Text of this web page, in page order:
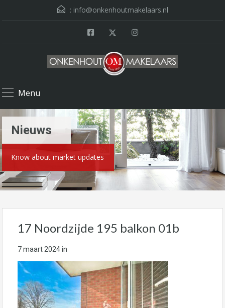
: info@onkenhoutmakelaars.nl
Menu
Nieuws
Know about market updates
17 Noordzijde 195 balkon 01b
7 maart 2024in